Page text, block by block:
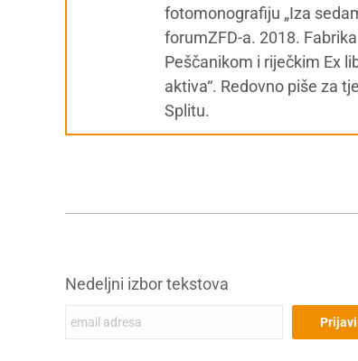
fotomonografiju „Iza
forumZFD-a. 2018.
Peščanikom i riječkim Ex
aktiva“. Redovno piše za
Splitu.
Nedeljni izbor tekstova